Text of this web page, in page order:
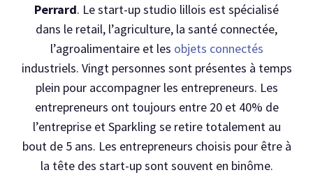
Perrard. Le start-up studio lillois est spécialisé
dans le retail, l’agriculture, la santé connectée,
l’agroalimentaire et les objets connectés
industriels. Vingt personnes sont présentes à temps
plein pour accompagner les entrepreneurs. Les
entrepreneurs ont toujours entre 20 et 40% de
l’entreprise et Sparkling se retire totalement au
bout de 5 ans. Les entrepreneurs choisis pour être à
la tête des start-up sont souvent en binôme.